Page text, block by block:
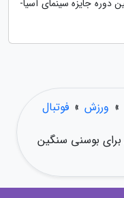
دوره جایزه سینمای آسیا-
» ورزش » فوتبال
بوسنی سنگین